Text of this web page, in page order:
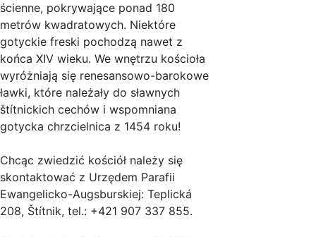
ścienne, pokrywające ponad 180
metrów kwadratowych. Niektóre
gotyckie freski pochodzą nawet z
końca XIV wieku. We wnętrzu kościoła
wyróżniają się renesansowo-barokowe
ławki, które należały do sławnych
štítnickich cechów i wspomniana
gotycka chrzcielnica z 1454 roku!
Chcąc zwiedzić kościół należy się
skontaktować z Urzędem Parafii
Ewangelicko-Augsburskiej: Teplická
208, Štítnik, tel.: +421 907 337 855.